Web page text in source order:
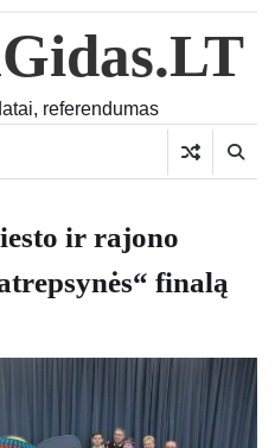
referendumas
ir rajono
finalą